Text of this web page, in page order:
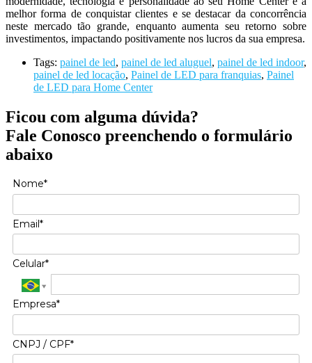
melhor forma de conquistar clientes e se destacar da concorrência
neste mercado tão grande, enquanto aumenta seu retorno sobre
investimentos, impactando positivamente nos lucros da sua empresa.
Tags: painel de led, painel de led aluguel, painel de led indoor,
painel de led locação, Painel de LED para franquias, Painel
de LED para Home Center
Ficou com alguma dúvida?
Fale Conosco preenchendo o formulário
abaixo
Nome*
Email*
Celular*
Empresa*
CNPJ / CPF*